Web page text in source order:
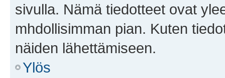
sivulla. Nämä tiedotteet ovat
mhdollisimman pian. Kuten
näiden lähettämiseen.
Ylös